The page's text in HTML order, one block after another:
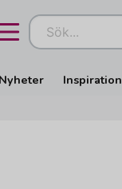
Sök...
Inspiration